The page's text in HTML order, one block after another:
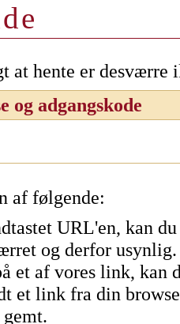
at hente er
og adgangskode
af følgende:
URL'en, kan
og derfor usynlig.
et af vores link, kan
et link fra din